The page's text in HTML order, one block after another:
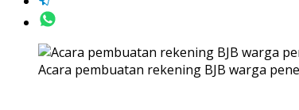
Acara pembuatan rekening BJB warga